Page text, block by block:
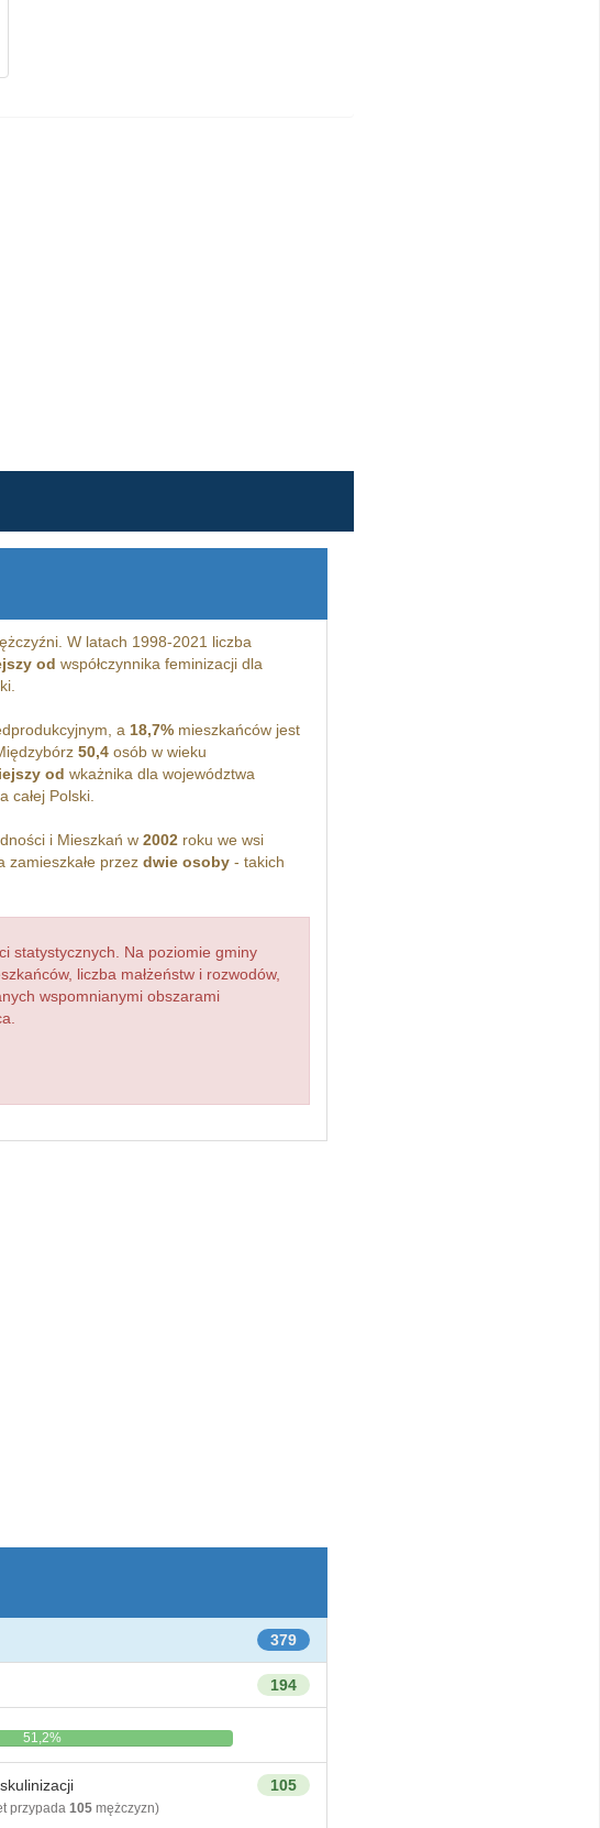
W latach 1998-2021 liczba
od współczynnika feminizacji dla
a 18,7%mieszkańców jest
50,4osób w wieku
od wkażnika dla województwa
całej Polski.
i Mieszkań w 2002roku we wsi
zamieszkałe przez dwie osoby- takich
statystycznych. Na poziomie gminy
liczba małżeństw i rozwodów,
wspomnianymi obszarami
379
194
51,2%
105
przypada 105mężczyzn)